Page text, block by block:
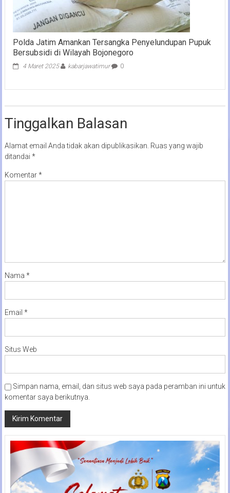
Polda Jatim Amankan Tersangka Penyelundupan Pupuk
Bersubsidi di Wilayah Bojonegoro
4 Maret 2025 kabarjawatimur 0
Tinggalkan Balasan
Alamat email Anda tidak akan dipublikasikan. Ruas yang wajib
ditandai *
Komentar*
Nama *
Email *
Situs Web
Simpan nama, email, dan situs web saya pada peramban ini untuk
komentar saya berikutnya.